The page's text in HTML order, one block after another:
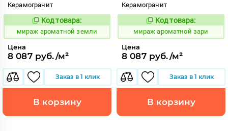
Керамогранит
984655
Код товара:
мираж ароматной земли
Цена
8 087 руб./м²
Заказ в 1 клик
В корзину
Керамогранит
984653
Код товара:
мираж ароматной зари
Цена
8 087 руб./м²
Заказ в 1 клик
В корзину